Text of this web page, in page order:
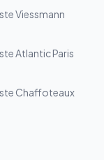
Viessmann
AtlanticParis
Chaffoteaux